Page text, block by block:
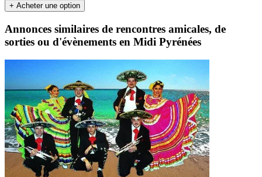
+ Acheter une option
Annonces similaires de rencontres amicales, de
sorties ou d'évènements en Midi Pyrénées